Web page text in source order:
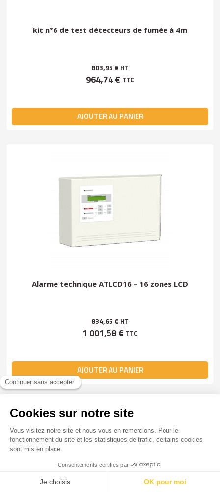
kit n°6 de test détecteurs de fumée à 4m
803,95 € HT
964,74 € TTC
AJOUTER AU PANIER
Alarme technique ATLCD16 – 16 zones LCD
834,65 € HT
1 001,58 € TTC
AJOUTER AU PANIER